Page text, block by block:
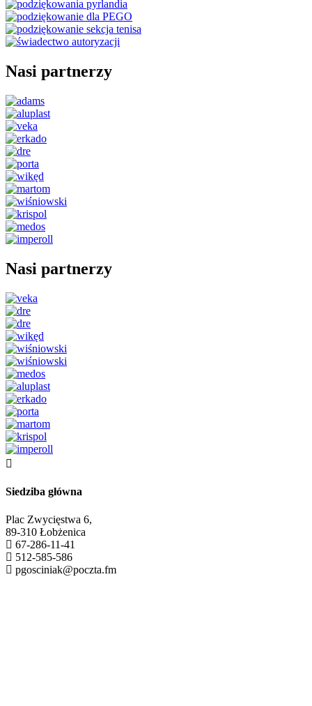
Nasi partnerzy
Nasi partnerzy

Siedziba główna
Plac Zwycięstwa 6,
89-310 Łobżenica
67-286-11-41
512-585-586
pgosciniak@poczta.fm